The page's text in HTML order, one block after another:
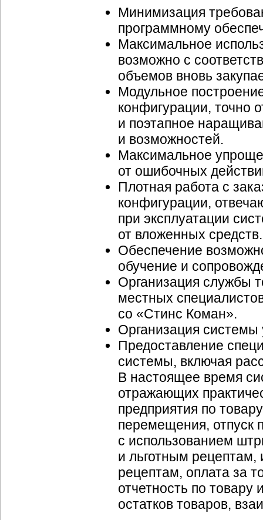
Минимизация
программному
Максимальное
возможно с
объемов вновь
Модульное
конфигурации, точно
и поэтапное
и возможностей.
Максимальное
от ошибочных
Плотная работа с
конфигурации,
при эксплуатации
от вложенных средств.
Обеспечение
обучение и
Организация службы
местных
со «Стинс Коман».
Организация
Предоставление
системы, включая
В настоящее время
отражающих
предприятия по
перемещения, отпуск
с использованием
и льготным рецептам,
рецептам, оплата за
отчетность по
остатков товаров,